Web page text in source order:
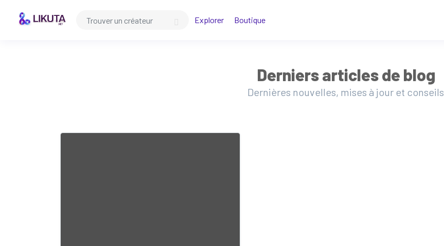
Explorer Boutique
Derniers articles de blog
Dernières nouvelles, mises à jour et conseils